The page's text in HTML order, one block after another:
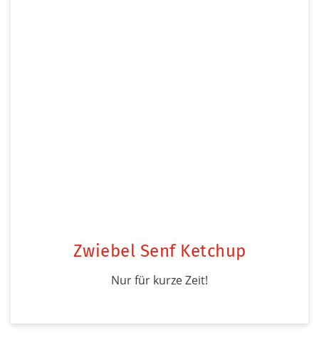
Zwiebel Senf Ketchup
Nur für kurze Zeit!